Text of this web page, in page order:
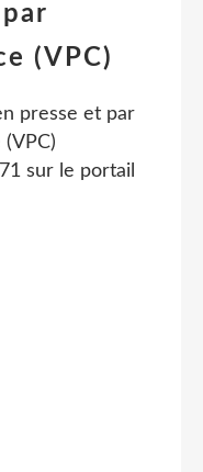
(VPC)
presse et par
sur le portail